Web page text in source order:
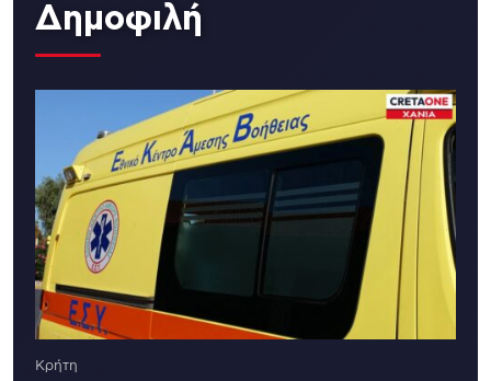
Δημοφιλή
Κρήτη